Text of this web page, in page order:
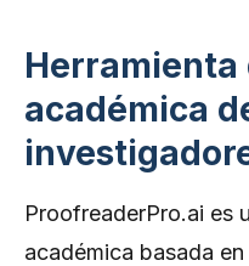
Herramienta
académica
ProofreaderPro.ai es
académica basada